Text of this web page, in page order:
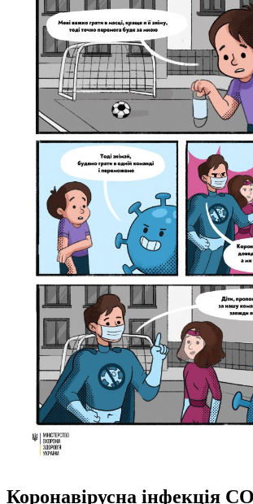
Коронавірусна інфекція